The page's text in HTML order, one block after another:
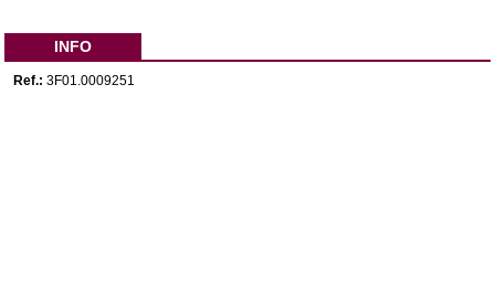
INFO
Ref.: 3F01.0009251